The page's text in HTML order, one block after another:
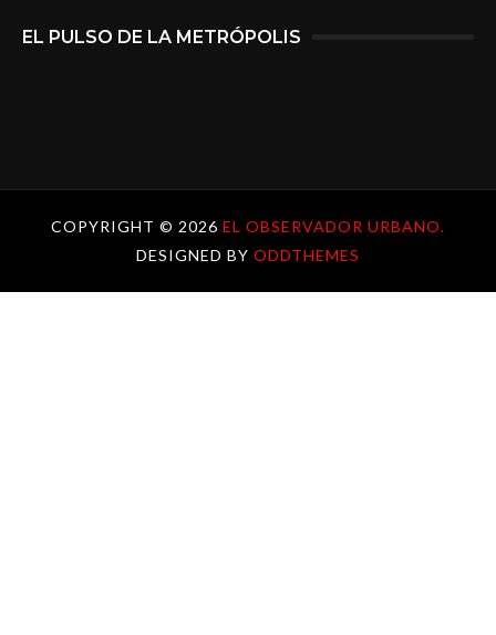
EL PULSO DE LA METRÓPOLIS
COPYRIGHT © 2026 EL OBSERVADOR URBANO.
DESIGNED BY ODDTHEMES